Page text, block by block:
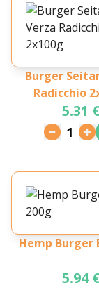
Burger
Radicchio
5.31
1
Hemp Burger
5.94